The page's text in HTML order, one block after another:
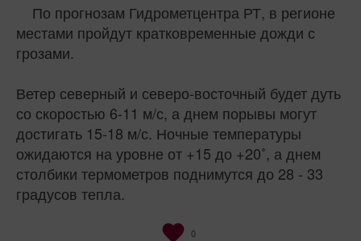
По прогнозам Гидрометцентра РТ, в регионе
местами пройдут кратковременные дожди с
грозами.
Ветер северный и северо-восточный будет дуть
со скоростью 6-11 м/с, а днем порывы могут
достигать 15-18 м/с. Ночные температуры
ожидаются на уровне от +15 до +20˚, а днем
столбики термометров поднимутся до 28 - 33
градусов тепла.
0